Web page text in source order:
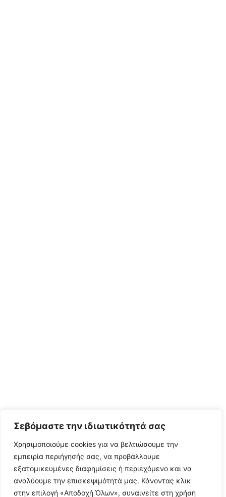
Σεβόμαστε την ιδιωτικότητά σας
Χρησιμοποιούμε cookies για να βελτιώσουμε την
εμπειρία περιήγησής σας, να προβάλλουμε
εξατομικευμένες διαφημίσεις ή περιεχόμενο και να
αναλύουμε την επισκεψιμότητά μας. Κάνοντας κλικ
στην επιλογή «Αποδοχή Όλων», συναινείτε στη χρήση